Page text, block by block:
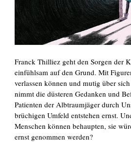
Franck Thilliez geht den Sorgen der
einfühlsam auf den Grund. Mit
verlassen können und mutig über
nimmt die düsteren Gedanken und
Patienten der Albtraumjäger durch
brüchigen Umfeld entstehen ernst.
Menschen können behaupten, sie
ernst genommen werden?